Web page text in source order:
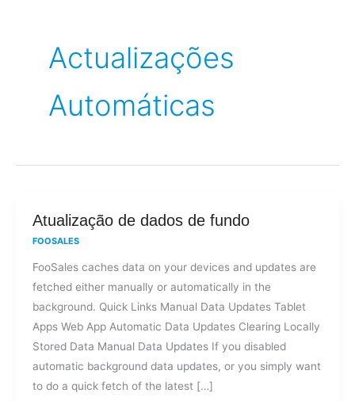
Actualizações
Automáticas
Atualização de dados de fundo
FOOSALES
FooSales caches data on your devices and updates are
fetched either manually or automatically in the
background. Quick Links Manual Data Updates Tablet
Apps Web App Automatic Data Updates Clearing Locally
Stored Data Manual Data Updates If you disabled
automatic background data updates, or you simply want
to do a quick fetch of the latest […]
Atualização
de